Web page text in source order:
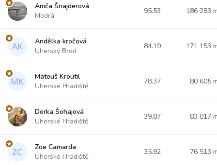
Amča Šnajderová
Modrá
95.53 186 283
Andělka kročová
Uherský Brod
84.19 171 153
Matouš Kroutil
Uherské Hradiště
78.37 80 605
Dorka Šohajová
Uherské Hradiště
39.87 83 017
Zoe Camarda
Uherské Hradiště
35.92 76 513